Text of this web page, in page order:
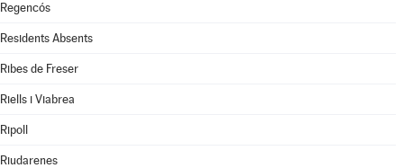
Regencós
Residents Absents
Ribes de Freser
Riells i Viabrea
Ripoll
Riudarenes